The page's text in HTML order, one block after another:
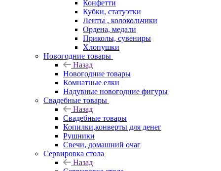
Конфетти
Кубки, статуэтки
Ленты , колокольчики
Ордена, медали
Приколы, сувениры
Хлопушки
Новогодние товары
Назад
Новогодние товары
Комнатные елки
Надувные новогодние фигуры
Свадебные товары
Назад
Свадебные товары
Копилки,конверты для денег
Рушники
Свечи, домашний очаг
Сервировка стола
Назад